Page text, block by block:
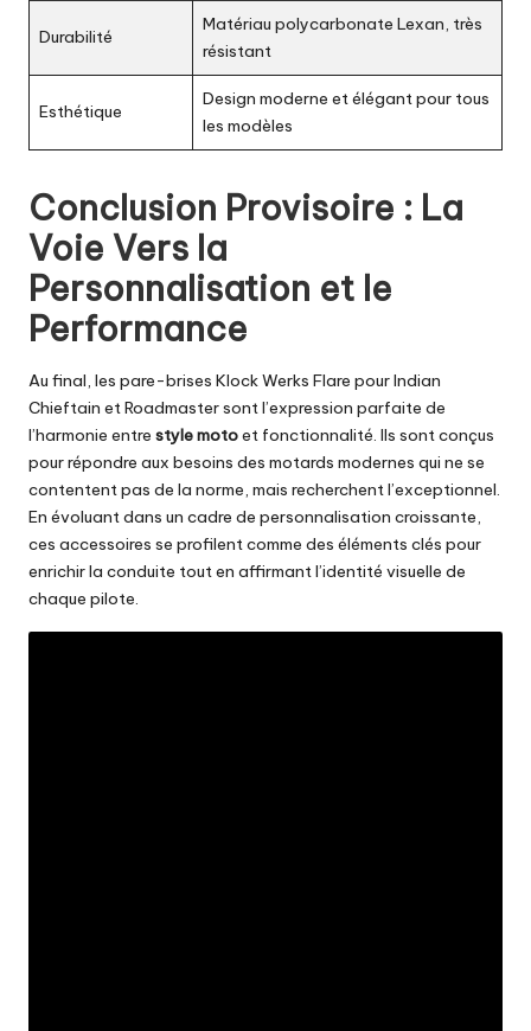
Durabilité
Matériau polycarbonate Lexan, très
résistant
Esthétique
Design moderne et élégant pour tous
les modèles
Conclusion Provisoire : La
Voie Vers la
Personnalisation et le
Performance
Au final, les pare-brises Klock Werks Flare pour Indian
Chieftain et Roadmaster sont l’expression parfaite de
l’harmonie entre style motoet fonctionnalité. Ils sont conçus
pour répondre aux besoins des motards modernes qui ne se
contentent pas de la norme, mais recherchent l’exceptionnel.
En évoluant dans un cadre de personnalisation croissante,
ces accessoires se profilent comme des éléments clés pour
enrichir la conduite tout en affirmant l’identité visuelle de
chaque pilote.